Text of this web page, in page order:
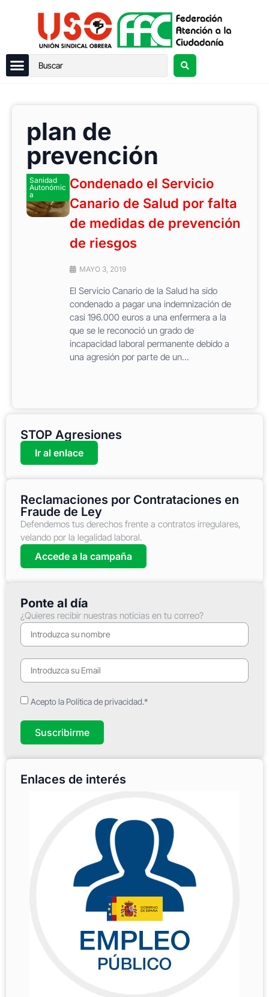
plan de
prevención
Sanidad
Autonómic
a
Condenado el Servicio
Canario de Salud por falta
de medidas de prevención
de riesgos
MAYO 3, 2019
El Servicio Canario de la Salud ha sido
condenado a pagar una indemnización de
casi 196.000 euros a una enfermera a la
que se le reconoció un grado de
incapacidad laboral permanente debido a
una agresión por parte de un...
STOP Agresiones
Ir al enlace
Reclamaciones por Contrataciones en
Fraude de Ley
Defendemos tus derechos frente a contratos irregulares,
velando por la legalidad laboral.
Accede a la campaña
Ponte al día
¿Quieres recibir nuestras noticias en tu correo?
Acepto la Política de privacidad.*
Suscribirme
Enlaces de interés